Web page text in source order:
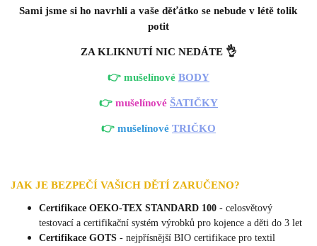
Sami jsme si ho navrhli a vaše děťátko se nebude v létě tolik
potit
ZA KLIKNUTÍ NIC NEDÁTE 👌
👉 mušelínové BODY
👉 mušelínové ŠATIČKY
👉 mušelínové TRIČKO
JAK JE BEZPEČÍ VAŠICH DĚTÍ ZARUČENO?
Certifikace OEKO-TEX STANDARD 100 - celosvětový
testovací a certifikační systém výrobků pro kojence a děti do 3 let
Certifikace GOTS - nejpřísnější BIO certifikace pro textil